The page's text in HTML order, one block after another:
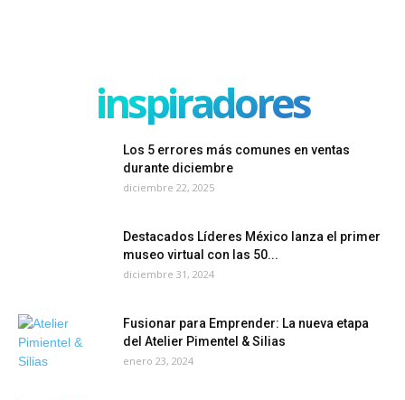
inspiradores
Los 5 errores más comunes en ventas
durante diciembre
diciembre 22, 2025
Destacados Líderes México lanza el primer
museo virtual con las 50...
diciembre 31, 2024
Fusionar para Emprender: La nueva etapa
del Atelier Pimentel & Silias
enero 23, 2024